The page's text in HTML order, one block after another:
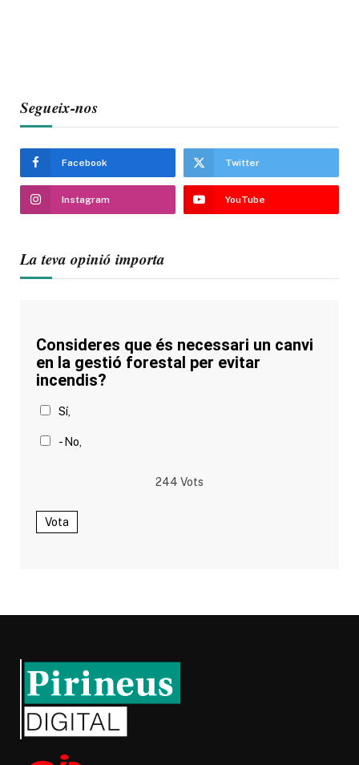
Segueix-nos
Facebook Twitter
Instagram YouTube
La teva opinió importa
Consideres que és necessari un canvi
en la gestió forestal per evitar
incendis?
Sí,
- No,
244 Vots
Vota